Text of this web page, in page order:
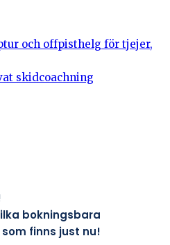
och offpisthelg för tjejer,
skidcoachning
bokningsbara
finns just nu!